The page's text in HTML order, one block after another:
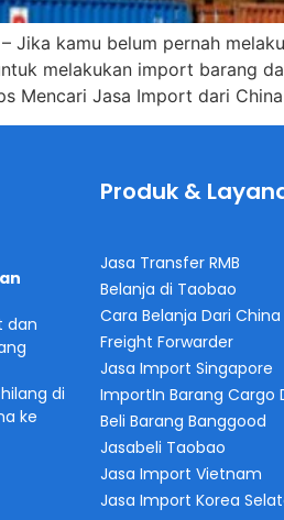
Jika kamu belum pernah
melakukan import barang
Mencari Jasa Import dari
dan
di
ke
Produk &
Jasa Transfer RMB
Belanja di Taobao
Cara Belanja Dari China
Freight Forwarder
Jasa Import Singapore
ImportIn Barang Cargo
Beli Barang Banggood
Jasabeli Taobao
Jasa Import Vietnam
Jasa Import Korea